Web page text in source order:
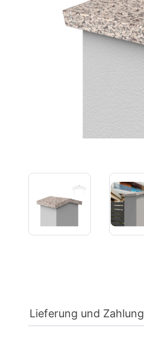
Lieferung und Zahlung